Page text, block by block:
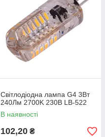
Світлодіодна лампа G4 3Вт
240Лм 2700K 230В LB-522
В наявності
102,20 ₴